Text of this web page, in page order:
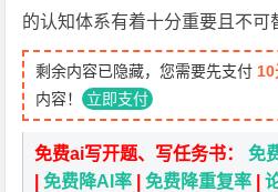
的认知体系有着十分重要且不可
剩余内容已隐藏，您需要先支付 10
内容！ 立即支付
免费ai写开题、写任务书：免
|免费降AI率 |免费降重复率 |